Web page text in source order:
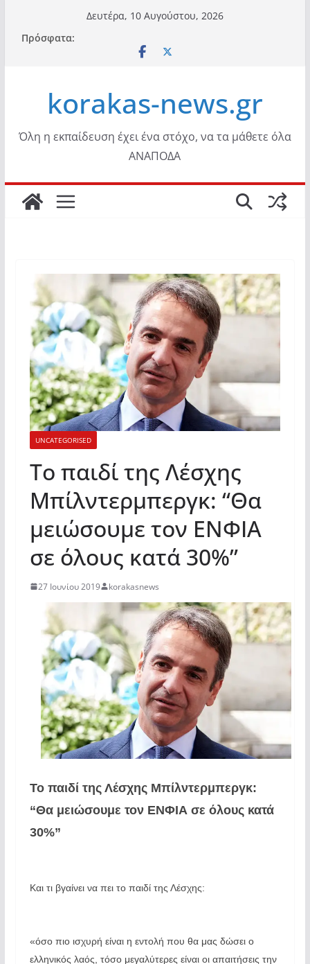
περιεχόμενο
Δευτέρα, 10 Αυγούστου, 2026
Πρόσφατα:
korakas-news.gr
Όλη η εκπαίδευση έχει ένα στόχο, να τα μάθετε όλα
ΑΝΑΠΟΔΑ
UNCATEGORISED
Το παιδί της Λέσχης
Μπίλντερμπεργκ: “Θα
μειώσουμε τον ΕΝΦΙΑ
σε όλους κατά 30%”
27 Ιουνίου 2019 korakasnews
Το παιδί της Λέσχης Μπίλντερμπεργκ:
“Θα μειώσουμε τον ΕΝΦΙΑ σε όλους κατά
30%”
Και τι βγαίνει να πει το παιδί της Λέσχης:
«όσο πιο ισχυρή είναι η εντολή που θα μας δώσει ο
ελληνικός λαός, τόσο μεγαλύτερες είναι οι απαιτήσεις την